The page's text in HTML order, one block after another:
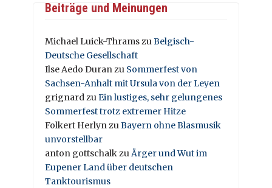
Beiträge und Meinungen
Michael Luick-ThramszuBelgisch-
Deutsche Gesellschaft
Ilse Aedo Duranzu Sommerfest von
Sachsen-Anhalt mit Ursula von der Leyen
grignardzuEin lustiges, sehr gelungenes
Sommerfest trotz extremer Hitze
Folkert HerlynzuBayern ohne Blasmusik
unvorstellbar
anton gottschalkzuÄrger und Wut im
Eupener Land über deutschen
Tanktourismus